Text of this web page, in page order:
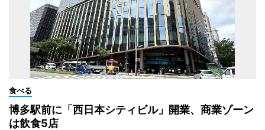
食べる
博多駅前に「西日本シティビル」開業、商業ゾーン
は飲食5店